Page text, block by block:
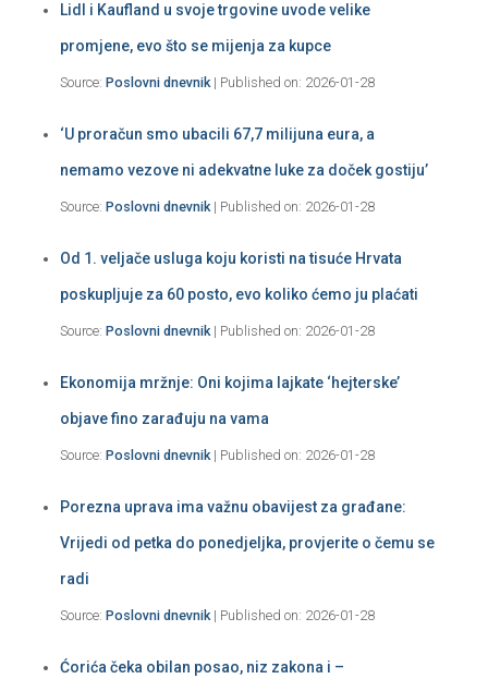
Lidl i Kaufland u svoje trgovine uvode velike
promjene, evo što se mijenja za kupce
Source: Poslovni dnevnik Published on: 2026-01-28
‘U proračun smo ubacili 67,7 milijuna eura, a
nemamo vezove ni adekvatne luke za doček gostiju’
Source: Poslovni dnevnik Published on: 2026-01-28
Od 1. veljače usluga koju koristi na tisuće Hrvata
poskupljuje za 60 posto, evo koliko ćemo ju plaćati
Source: Poslovni dnevnik Published on: 2026-01-28
Ekonomija mržnje: Oni kojima lajkate ‘hejterske’
objave fino zarađuju na vama
Source: Poslovni dnevnik Published on: 2026-01-28
Porezna uprava ima važnu obavijest za građane:
Vrijedi od petka do ponedjeljka, provjerite o čemu se
radi
Source: Poslovni dnevnik Published on: 2026-01-28
Ćorića čeka obilan posao, niz zakona i –